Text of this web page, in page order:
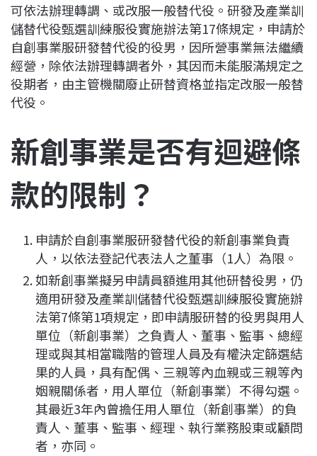
可依法辦理轉調、或改服一般替代役。研發及產業訓
儲替代役甄選訓練服役實施辦法第17條規定，申請於
自創事業服研發替代役的役男，因所營事業無法繼續
經營，除依法辦理轉調者外，其因而未能服滿規定之
役期者，由主管機關廢止研替資格並指定改服一般替
代役。
新創事業是否有迴避條
款的限制？
申請於自創事業服研發替代役的新創事業負責
人，以依法登記代表法人之董事（1人）為限。
如新創事業擬另申請員額進用其他研替役男，仍
適用研發及產業訓儲替代役甄選訓練服役實施辦
法第7條第1項規定，即申請服研替的役男與用人
單位（新創事業）之負責人、董事、監事、總經
理或與其相當職階的管理人員及有權決定篩選結
果的人員，具有配偶、三親等內血親或三親等內
姻親關係者，用人單位（新創事業）不得勾選。
其最近3年內曾擔任用人單位（新創事業）的負
責人、董事、監事、經理、執行業務股東或顧問
者，亦同。